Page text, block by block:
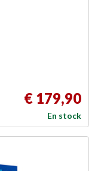
€ 179,90
En stock